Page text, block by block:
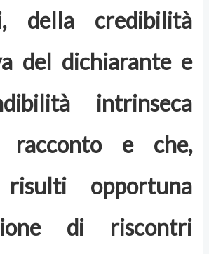
della credibilità
del dichiarante e
intrinseca
racconto e che,
opportuna
di riscontri